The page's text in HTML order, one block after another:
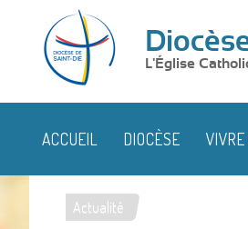
L'Église
ACCUEIL DIOCÈSE
Vous
Actualité